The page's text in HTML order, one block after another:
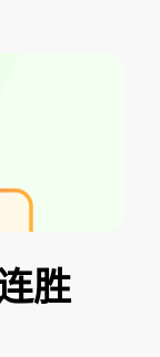
胜